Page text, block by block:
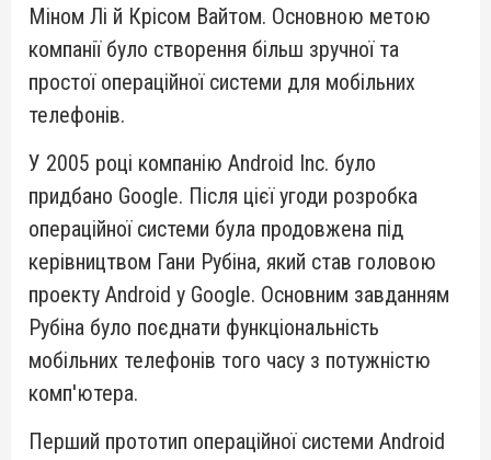
Міном Лі й Крісом Вайтом. Основною метою
компанії було створення більш зручної та
простої операційної системи для мобільних
телефонів.
У 2005 році компанію Android Inc. було
придбано Google. Після цієї угоди розробка
операційної системи була продовжена під
керівництвом Гани Рубіна, який став головою
проекту Android у Google. Основним завданням
Рубіна було поєднати функціональність
мобільних телефонів того часу з потужністю
комп'ютера.
Перший прототип операційної системи Android